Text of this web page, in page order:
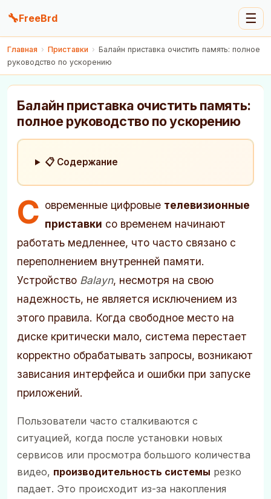
🔧FreeBrd ☰
Главная › Приставки › Балайн приставка очистить память: полное
руководство по ускорению
Балайн приставка очистить память:
полное руководство по ускорению
📋 Содержание
С овременные цифровые телевизионные
приставки со временем начинают
работать медленнее, что часто связано с
переполнением внутренней памяти.
Устройство Balayn, несмотря на свою
надежность, не является исключением из
этого правила. Когда свободное место на
диске критически мало, система перестает
корректно обрабатывать запросы, возникают
зависания интерфейса и ошибки при запуске
приложений.
Пользователи часто сталкиваются с
ситуацией, когда после установки новых
сервисов или просмотра большого количества
видео, производительность системы резко
падает. Это происходит из-за накопления